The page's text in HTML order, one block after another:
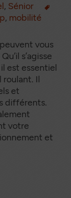
, Sénior
, mobilité
vous
s’agisse
est essentiel
Il
et
différents.
votre
et